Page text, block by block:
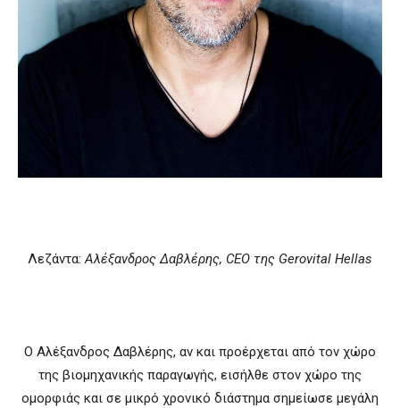
Λεζάντα:Αλέξανδρος Δαβλέρης, CEO της Gerovital Hellas
O Αλέξανδρος Δαβλέρης, αν και προέρχεται από τον χώρο
της βιομηχανικής παραγωγής, εισήλθε στον χώρο της
ομορφιάς και σε μικρό χρονικό διάστημα σημείωσε μεγάλη